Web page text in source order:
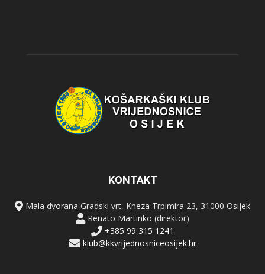
KONTAKT
Mala dvorana Gradski vrt, Kneza Trpimira 23, 31000 Osijek
Renato Martinko (direktor)
+385 99 315 1241
klub@kkvrijednosniceosijek.hr